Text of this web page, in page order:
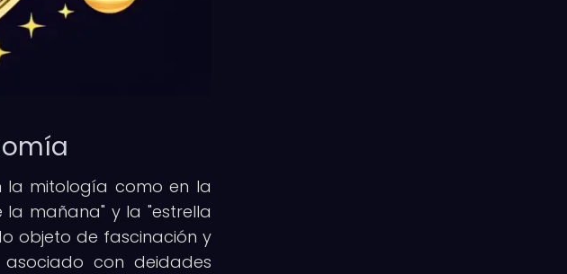
la mitología como en la
mañana" y la "estrella
objeto de fascinación y
con deidades